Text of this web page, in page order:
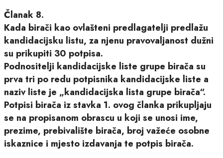
Članak 8.
Kada birači kao ovlašteni predlagatelji predlažu
kandidacijsku listu, za njenu pravovaljanost dužni
su prikupiti 30 potpisa.
Podnositelji kandidacijske liste grupe birača su
prva tri po redu potpisnika kandidacijske liste a
naziv liste je „kandidacijska lista grupe birača“.
Potpisi birača iz stavka 1. ovog članka prikupljaju
se na propisanom obrascu u koji se unosi ime,
prezime, prebivalište birača, broj važeće osobne
iskaznice i mjesto izdavanja te potpis birača.